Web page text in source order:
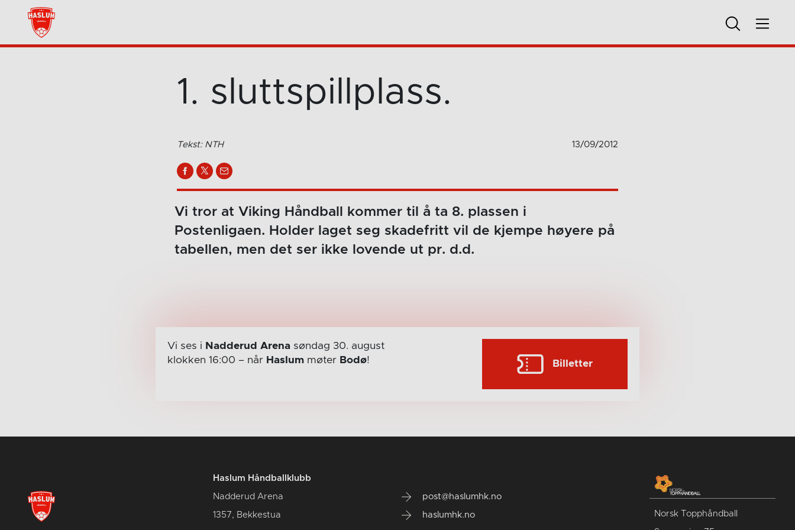
1. sluttspillplass.
Tekst: NTH 13/09/2012
Vi tror at Viking Håndball kommer til å ta 8. plassen i
Postenligaen. Holder laget seg skadefritt vil de kjempe høyere på
tabellen, men det ser ikke lovende ut pr. d.d.
Vi ses i Nadderud Arenasøndag 30. august
klokken 16:00 – når Haslummøter Bodø! Billetter
Haslum Håndballklubb
Nadderud Arena
1357, Bekkestua
post@haslumhk.no
haslumhk.no Norsk Topphåndball